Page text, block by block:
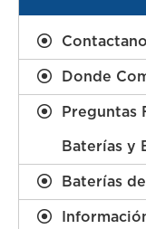
Donde
Preguntas
Baterías y
Baterías